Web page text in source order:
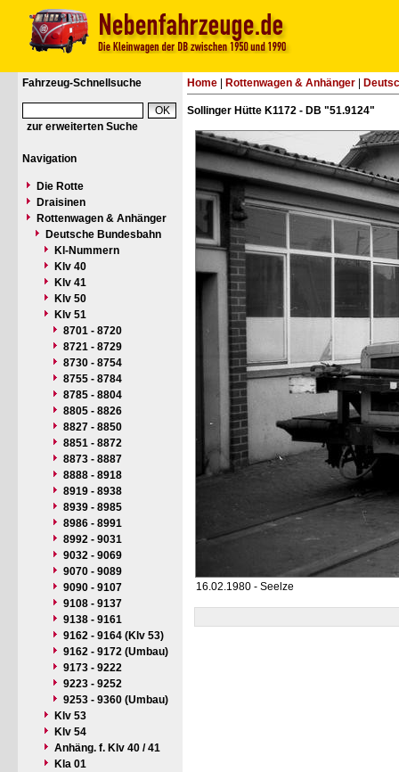
Fahrzeug-Schnellsuche
zur erweiterten Suche
Navigation
Die Rotte
Draisinen
Rottenwagen & Anhänger
Deutsche Bundesbahn
Kl-Nummern
Klv 40
Klv 41
Klv 50
Klv 51
8701 - 8720
8721 - 8729
8730 - 8754
8755 - 8784
8785 - 8804
8805 - 8826
8827 - 8850
8851 - 8872
8873 - 8887
8888 - 8918
8919 - 8938
8939 - 8985
8986 - 8991
8992 - 9031
9032 - 9069
9070 - 9089
9090 - 9107
9108 - 9137
9138 - 9161
9162 - 9164 (Klv 53)
9162 - 9172 (Umbau)
9173 - 9222
9223 - 9252
9253 - 9360 (Umbau)
Klv 53
Klv 54
Anhäng. f. Klv 40 / 41
Kla 01
Home Rottenwagen & Anhänger
Sollinger Hütte K1172 - DB "51.9124"
16.02.1980 - Seelze